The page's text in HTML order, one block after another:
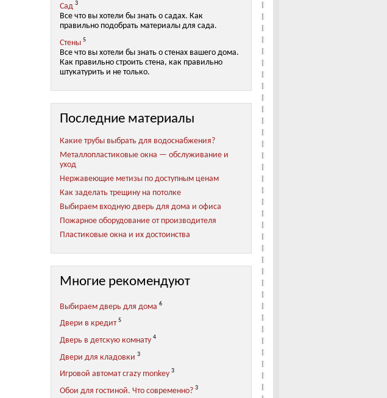
Сад 3
Все что вы хотели бы знать о садах. Как
правильно подобрать материалы для сада.
Стены 5
Все что вы хотели бы знать о стенах вашего дома.
Как правильно строить стена, как правильно
штукатурить и не только.
Последние материалы
Какие трубы выбрать для водоснабжения?
Металлопластиковые окна — обслуживание и
уход
Нержавеющие метизы по доступным ценам
Как заделать трещину на потолке
Выбираем входную дверь для дома и офиса
Пожарное оборудование от производителя
Пластиковые окна и их достоинства
Многие рекомендуют
Выбираем дверь для дома 6
Двери в кредит 5
Дверь в детскую комнату 4
Двери для кладовки 3
Игровой автомат crazy monkey 3
Обои для гостиной. Что современно? 3